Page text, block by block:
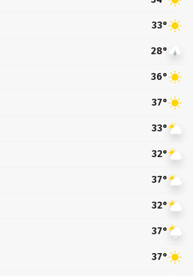
33°
28°
36°
37°
33°
32°
37°
32°
37°
37°